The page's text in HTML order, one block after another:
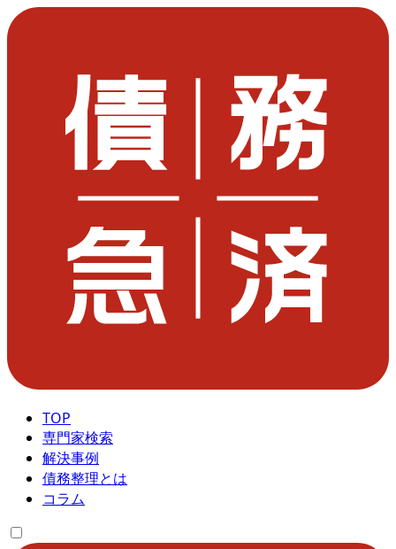
TOP
専門家検索
解決事例
債務整理とは
コラム